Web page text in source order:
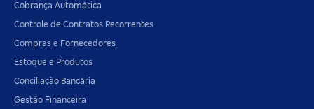
Cobrança Automática
Controle de Contratos Recorrentes
Compras e Fornecedores
Estoque e Produtos
Conciliação Bancária
Gestão Financeira